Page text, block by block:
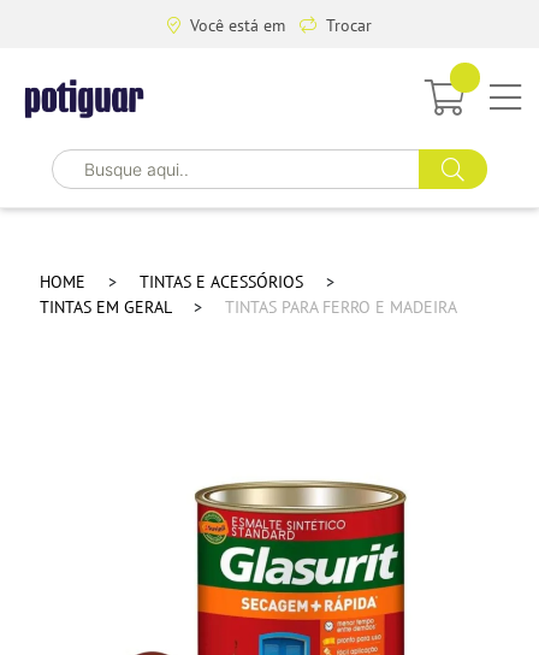
Você está em Trocar
HOME
TINTAS E ACESSÓRIOS
TINTAS EM GERAL
TINTAS PARA FERRO E MADEIRA